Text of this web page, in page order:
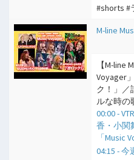
#shorts #
M-line
【M-line
Voyager
ク！」／
ルな時の
00:00 -
香・小関
「Music
04:15 - 今